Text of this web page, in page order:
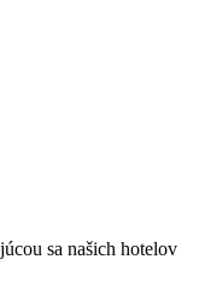
sa našich hotelov